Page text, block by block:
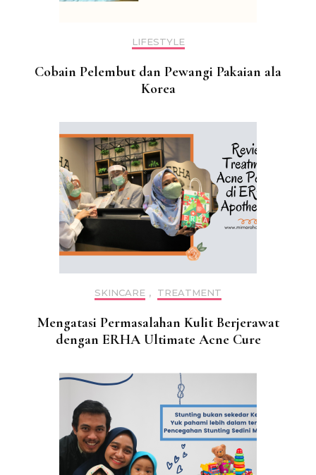
LIFESTYLE
Cobain Pelembut dan Pewangi Pakaian ala
Korea
SKINCARE , TREATMENT
Mengatasi Permasalahan Kulit Berjerawat
dengan ERHA Ultimate Acne Cure